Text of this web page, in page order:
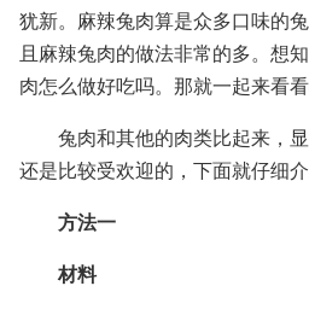
犹新。麻辣兔肉算是众多口味的
且麻辣兔肉的做法非常的多。想
肉怎么做好吃吗。那就一起来看看
兔肉和其他的肉类比起来，
还是比较受欢迎的，下面就仔细介
方法一
材料